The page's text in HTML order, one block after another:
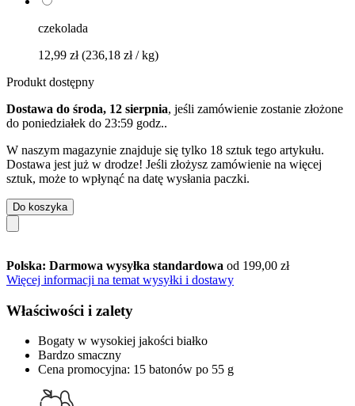
czekolada
12,99 zł(236,18 zł / kg)
Produkt dostępny
Dostawa do środa, 12 sierpnia, jeśli zamówienie zostanie złożone
do poniedziałek do 23:59 godz..
W naszym magazynie znajduje się tylko 18 sztuk tego artykułu.
Dostawa jest już w drodze! Jeśli złożysz zamówienie na więcej
sztuk, może to wpłynąć na datę wysłania paczki.
Do koszyka
Polska: Darmowa wysyłka standardowa od 199,00 zł
Więcej informacji na temat wysyłki i dostawy
Właściwości i zalety
Bogaty w wysokiej jakości białko
Bardzo smaczny
Cena promocyjna: 15 batonów po 55 g